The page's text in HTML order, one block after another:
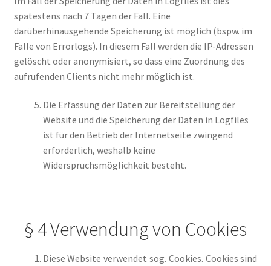
spätestens nach 7 Tagen der Fall. Eine
darüberhinausgehende Speicherung ist möglich (bspw. im
Falle von Errorlogs). In diesem Fall werden die IP-Adressen
gelöscht oder anonymisiert, so dass eine Zuordnung des
aufrufenden Clients nicht mehr möglich ist.
Die Erfassung der Daten zur Bereitstellung der
Website und die Speicherung der Daten in Logfiles
ist für den Betrieb der Internetseite zwingend
erforderlich, weshalb keine
Widerspruchsmöglichkeit besteht.
§ 4 Verwendung von Cookies
Diese Website verwendet sog. Cookies. Cookies sind